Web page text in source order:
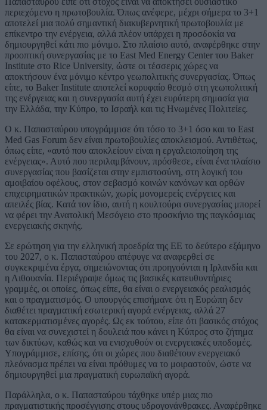
περιεχόμενο η πρωτοβουλία. Όπως ανέφερε, μέχρι σήμερα το 3+1
αποτελεί μια πολύ σημαντική διακυβερνητική πρωτοβουλία με
επίκεντρο την ενέργεια, αλλά πλέον υπάρχει η προσδοκία να
δημιουργηθεί κάτι πιο μόνιμο. Στο πλαίσιο αυτό, αναφέρθηκε στην
προοπτική συνεργασίας με το East Med Energy Center του Baker
Institute στο Rice University, ώστε οι τέσσερις χώρες να
αποκτήσουν ένα μόνιμο κέντρο γεωπολιτικής συνεργασίας. Όπως
είπε, το Baker Institute αποτελεί κορυφαίο θεσμό στη γεωπολιτική
της ενέργειας και η συνεργασία αυτή έχει ευρύτερη σημασία για
την Ελλάδα, την Κύπρο, το Ισραήλ και τις Ηνωμένες Πολιτείες.
Ο κ. Παπασταύρου υπογράμμισε ότι τόσο το 3+1 όσο και το East
Med Gas Forum δεν είναι πρωτοβουλίες αποκλεισμού. Αντιθέτως,
όπως είπε, «αυτό που αποκλείουν είναι η εργαλειοποίηση της
ενέργειας». Αυτό που περιλαμβάνουν, πρόσθεσε, είναι ένα πλαίσιο
συνεργασίας που βασίζεται στην εμπιστοσύνη, στη λογική του
αμοιβαίου οφέλους, στον σεβασμό κοινών κανόνων και ορθών
επιχειρηματικών πρακτικών, χωρίς μονομερείς ενέργειες και
απειλές βίας. Κατά τον ίδιο, αυτή η κουλτούρα συνεργασίας μπορεί
να φέρει την Ανατολική Μεσόγειο στο προσκήνιο της παγκόσμιας
ενεργειακής σκηνής.
Σε ερώτηση για την ελληνική προεδρία της ΕΕ το δεύτερο εξάμηνο
του 2027, ο κ. Παπασταύρου απέφυγε να αναφερθεί σε
συγκεκριμένα έργα, σημειώνοντας ότι προηγούνται η Ιρλανδία και
η Λιθουανία. Περιέγραψε όμως τις βασικές κατευθυντήριες
γραμμές, οι οποίες, όπως είπε, θα είναι ο ενεργειακός ρεαλισμός
και ο πραγματισμός. Ο υπουργός επισήμανε ότι η Ευρώπη δεν
διαθέτει πραγματική εσωτερική αγορά ενέργειας, αλλά 27
κατακερματισμένες αγορές. Ως εκ τούτου, είπε ότι βασικός στόχος
θα είναι να συνεχιστεί η δουλειά που κάνει η Κύπρος στο ζήτημα
των δικτύων, καθώς και να ενισχυθούν οι ενεργειακές υποδομές.
Υπογράμμισε, επίσης, ότι οι χώρες που διαθέτουν ενεργειακό
πλεόνασμα πρέπει να είναι πρόθυμες να το μοιραστούν, ώστε να
δημιουργηθεί μια πραγματική ευρωπαϊκή αγορά.
Παράλληλα, ο κ. Παπασταύρου τάχθηκε υπέρ μιας πιο
πραγματιστικής προσέγγισης στους υδρογονάνθρακες. Αναφέρθηκε